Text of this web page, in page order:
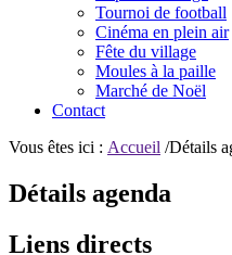
Tournoi de football
Cinéma en plein air
Fête du village
Moules à la paille
Marché de Noël
Contact
Vous êtes ici : Accueil /Détails
Détails agenda
Liens directs